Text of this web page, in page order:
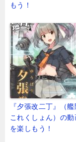
もう！
『夕張改二丁』（艦
これくしょん）の動
を楽しもう！